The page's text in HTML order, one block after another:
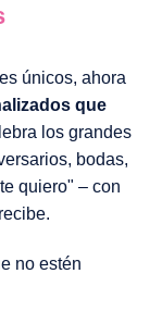
únicos, ahora
que
los grandes
bodas,
quiero" – con
no estén